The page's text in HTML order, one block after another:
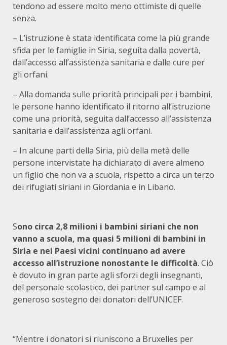
tendono ad essere molto meno ottimiste di quelle
senza.
– L’istruzione è stata identificata come la più grande
sfida per le famiglie in Siria, seguita dalla povertà,
dall’accesso all’assistenza sanitaria e dalle cure per
gli orfani.
– Alla domanda sulle priorità principali per i bambini,
le persone hanno identificato il ritorno all’istruzione
come una priorità, seguita dall’accesso all’assistenza
sanitaria e dall’assistenza agli orfani.
– In alcune parti della Siria, più della metà delle
persone intervistate ha dichiarato di avere almeno
un figlio che non va a scuola, rispetto a circa un terzo
dei rifugiati siriani in Giordania e in Libano.
Sono circa 2,8 milioni i bambini siriani che non
vanno a scuola, ma quasi 5 milioni di bambini in
Siria e nei Paesi vicini continuano ad avere
accesso all’istruzione nonostante le difficoltà. Ciò
è dovuto in gran parte agli sforzi degli insegnanti,
del personale scolastico, dei partner sul campo e al
generoso sostegno dei donatori dell’UNICEF.
“Mentre i donatori si riuniscono a Bruxelles per